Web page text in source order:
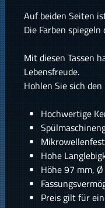
Auf beiden Seiten
Die Farben
Mit diesen Tassen
Lebensfreude.
Hohlen Sie sich
Hochwertige
Mikrowellenfest
Hohe
Höhe 97 mm,
Preis gilt für